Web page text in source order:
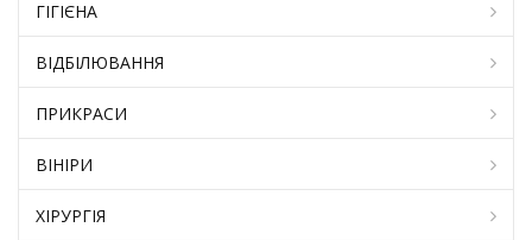
ГІГІЄНА
ВІДБІЛЮВАННЯ
ПРИКРАСИ
ВІНІРИ
ХІРУРГІЯ